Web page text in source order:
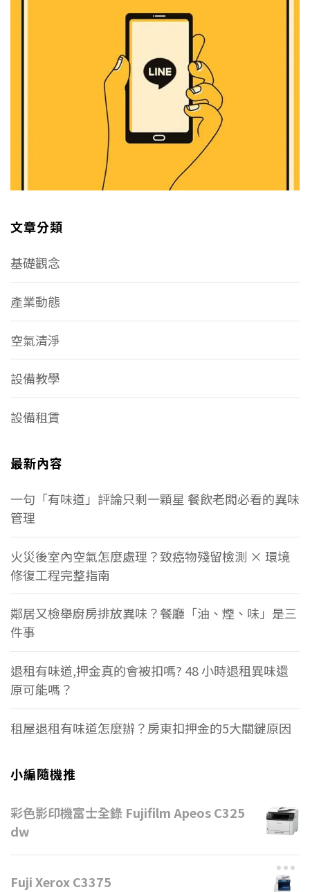
文章分類
基礎觀念
產業動態
空氣清淨
設備教學
設備租賃
最新內容
一句「有味道」評論只剩一顆星 餐飲老闆必看的異味
管理
火災後室內空氣怎麼處理？致癌物殘留檢測 × 環境
修復工程完整指南
鄰居又檢舉廚房排放異味？餐廳「油、煙、味」是三
件事
退租有味道,押金真的會被扣嗎? 48 小時退租異味還
原可能嗎？
租屋退租有味道怎麼辦？房東扣押金的5大關鍵原因
小編隨機推
彩色影印機富士全錄 Fujifilm Apeos C325
dw
Fuji Xerox C3375